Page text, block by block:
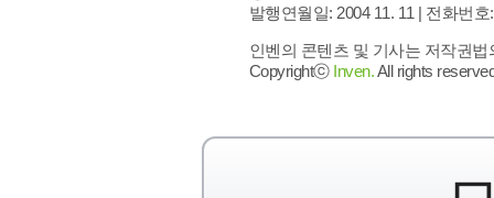
발행연월일: 2004 11. 11 | 전화번호
인벤의 콘텐츠 및 기사는 저작권
Copyrightⓒ Inven.All rights